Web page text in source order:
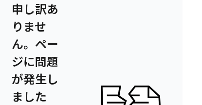
申し訳あ
りませ
ん。ペー
ジに問題
が発生し
ました